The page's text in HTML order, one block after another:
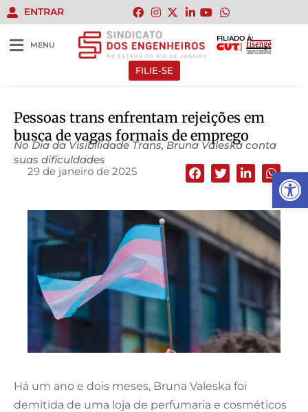
Abrir
ENTRAR
MENU
FILIADO À:
FILIE-SE
Pessoas trans enfrentam rejeições em
busca de vagas formais de emprego
No Dia da Visibilidade Trans, Bruna Valeska conta
suas dificuldades
29 de janeiro de 2025
Há um ano e dois meses, Bruna Valeska foi
demitida de uma loja de perfumaria e cosméticos